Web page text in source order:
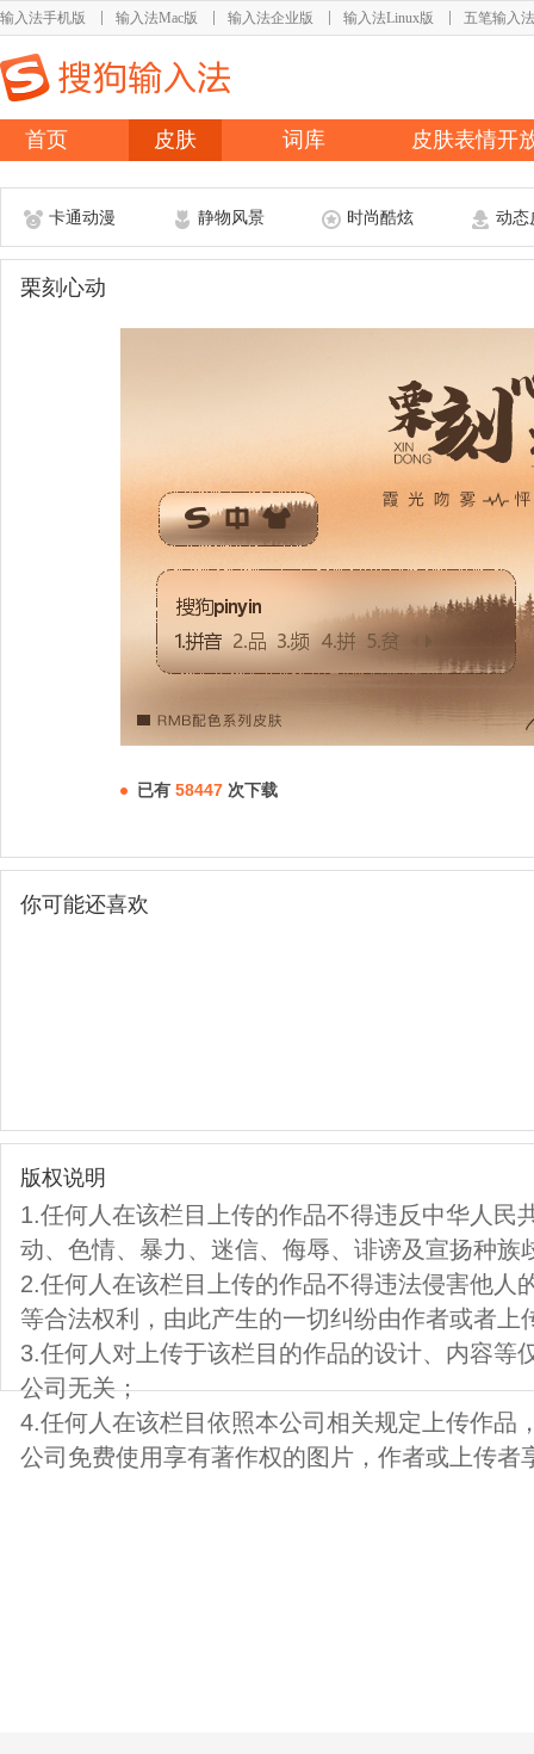
输入法手机版 输入法Mac版 输入法企业版 输入法Linux版 五笔输入法
首页 皮肤 词库 皮肤表情开
卡通动漫 静物风景 时尚酷炫 动态
栗刻心动
已有 58447 次下载
你可能还喜欢
版权说明
1.任何人在该栏目上传的作品不得违反中华人民
动、色情、暴力、迷信、侮辱、诽谤及宣扬种族
2.任何人在该栏目上传的作品不得违法侵害他人
等合法权利，由此产生的一切纠纷由作者或者上
3.任何人对上传于该栏目的作品的设计、内容等
公司无关；
4.任何人在该栏目依照本公司相关规定上传作品
公司免费使用享有著作权的图片，作者或上传者